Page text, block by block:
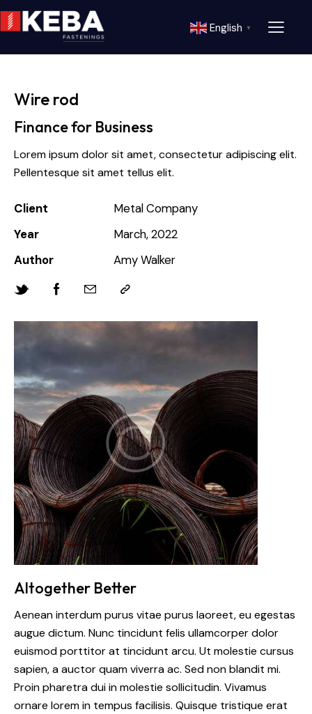
English ▼
Wire rod
Finance for Business
Lorem ipsum dolor sit amet, consectetur adipiscing elit.
Pellentesque sit amet tellus elit.
Client
Metal Company
Year
March, 2022
Author
Amy Walker
Altogether Better
Aenean interdum purus vitae purus laoreet, eu egestas
augue dictum. Nunc tincidunt felis ullamcorper dolor
euismod porttitor at tincidunt arcu. Ut molestie cursus
sapien, a auctor quam viverra ac. Sed non blandit mi.
Proin pharetra dui in molestie sollicitudin. Vivamus
ornare lorem in tempus facilisis. Quisque tristique erat